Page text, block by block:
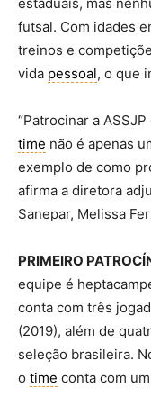
futsal. Com idades
treinos e
vida pessoal, o que
“Patrocinar a
time não é apenas
exemplo de como
afirma a diretora
Sanepar, Melissa
PRIMEIRO
equipe é
conta com três
(2019), além de
seleção brasileira.
o time conta com